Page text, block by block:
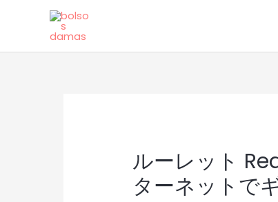
ルーレット
ターネットで